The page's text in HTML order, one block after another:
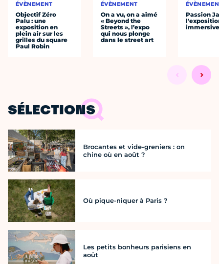
ÉVÈNEMENT
Objectif Zéro
Palu : une
exposition en
plein air sur les
grilles du square
Paul Robin
ÉVÈNEMENT
On a vu, on a aimé
« Beyond the
Streets », l’expo
qui nous plonge
dans le street art
Passion
SÉLECTIONS
Brocantes et vide-greniers : on
chine où en août ?
Où pique-niquer à Paris ?
Les petits bonheurs parisiens en
août